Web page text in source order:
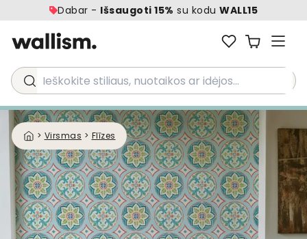
Dabar - Išsaugoti 15% su kodu WALL15
Ieškokite stiliaus, nuotaikos ar idėjos...
> Virsmas > Flīzes